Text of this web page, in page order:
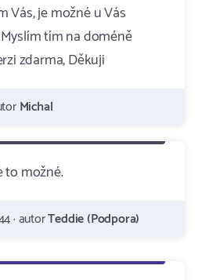
Vás, je možné u Vás
tím na doméně
zdarma, Děkuji
Michal
to možné.
· autorTeddie (Podpora)